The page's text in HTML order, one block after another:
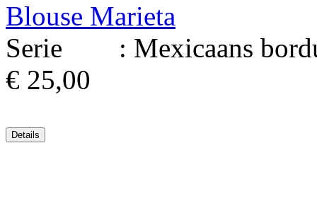
Blouse Marieta
Serie : Mexicaans
€ 25,00